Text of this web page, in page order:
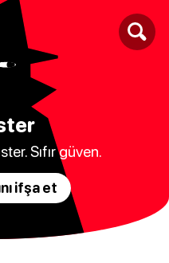
Sıfır güven.
ifşa et